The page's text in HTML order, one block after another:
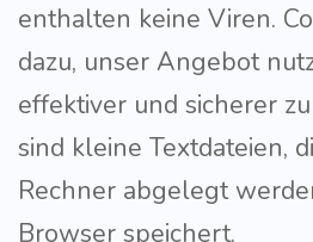
enthalten keine Viren.
dazu, unser Angebot
effektiver und sicherer
sind kleine Textdateien,
Rechner abgelegt
Browser speichert.